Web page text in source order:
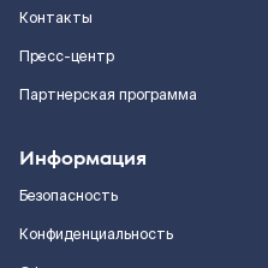
Контакты
Пресс-центр
Партнерская программа
Информация
Безопасность
Конфиденциальность